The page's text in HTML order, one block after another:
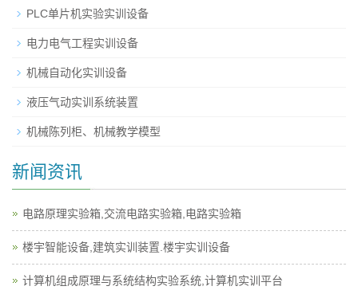
PLC单片机实验实训设备
电力电气工程实训设备
机械自动化实训设备
液压气动实训系统装置
机械陈列柜、机械教学模型
新闻资讯
电路原理实验箱,交流电路实验箱,电路实验箱
楼宇智能设备,建筑实训装置.楼宇实训设备
计算机组成原理与系统结构实验系统,计算机实训平台